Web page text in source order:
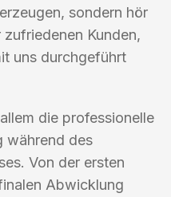
sondern hör
Kunden,
uns durchgeführt
die professionelle
während des
Von der ersten
Abwicklung